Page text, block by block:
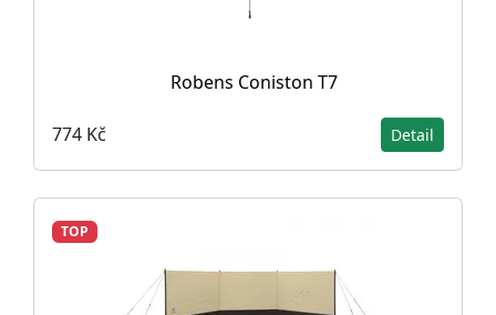
Robens Coniston T7
774 Kč Detail
TOP